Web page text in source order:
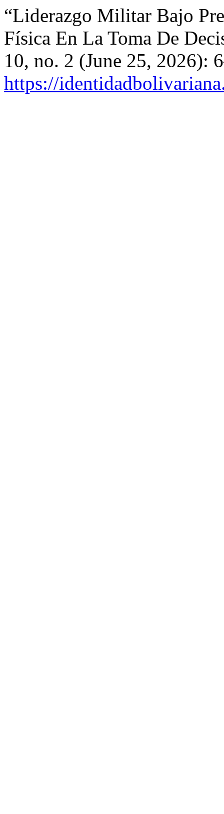
“Liderazgo Militar Bajo
Física En La Toma De
10, no. 2 (June 25, 2026):
https://